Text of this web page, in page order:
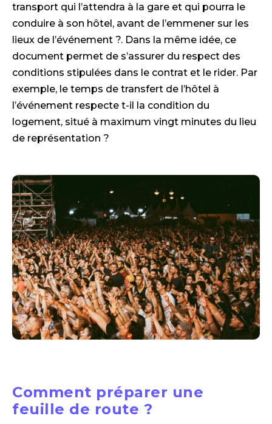
transport qui l’attendra à la gare et qui pourra le
conduire à son hôtel, avant de l’emmener sur les
lieux de l’événement ?. Dans la même idée, ce
document permet de s’assurer du respect des
conditions stipulées dans le contrat et le rider. Par
exemple, le temps de transfert de l’hôtel à
l’événement respecte t-il la condition du
logement, situé à maximum vingt minutes du lieu
de représentation ?
Comment préparer une
feuille de route ?